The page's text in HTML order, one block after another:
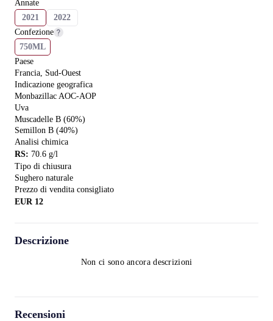
Annate
2021
2022
Confezione
750ML
Paese
Francia, Sud-Ouest
Indicazione geografica
Monbazillac AOC-AOP
Uva
Muscadelle B (60%)
Semillon B (40%)
Analisi chimica
RS: 70.6 g/l
Tipo di chiusura
Sughero naturale
Prezzo di vendita consigliato
EUR 12
Descrizione
Non ci sono ancora descrizioni
Recensioni